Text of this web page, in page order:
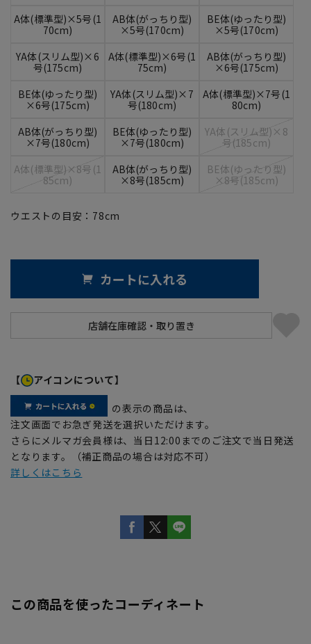
A体(標準型)×5号(1
70cm)
AB体(がっちり型)
×5号(170cm)
BE体(ゆったり型)
×5号(170cm)
YA体(スリム型)×6
号(175cm)
A体(標準型)×6号(1
75cm)
AB体(がっちり型)
×6号(175cm)
BE体(ゆったり型)
×6号(175cm)
YA体(スリム型)×7
号(180cm)
A体(標準型)×7号(1
80cm)
AB体(がっちり型)
×7号(180cm)
BE体(ゆったり型)
×7号(180cm)
YA体(スリム型)×8
号(185cm)
A体(標準型)×8号(1
85cm)
AB体(がっちり型)
×8号(185cm)
BE体(ゆったり型)
×8号(185cm)
ウエストの目安： 78cm
カートに入れる
【 アイコンについて】
の表示の商品は、
注文画面でお急ぎ発送を選択いただけます。
さらにメルマガ会員様は、当日12:00までのご注文で当日発送
となります。（補正商品の場合は対応不可）
詳しくはこちら
この商品を使ったコーディネート